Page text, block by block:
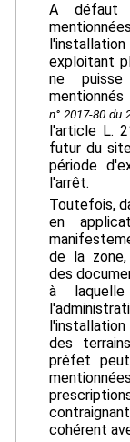
A défaut
exploitant
ne
n° 2017-80 du
l'article L.
futur du
période
l'arrêt.
Toutefois,
en
de la
des
à
des
préfet
cohérent